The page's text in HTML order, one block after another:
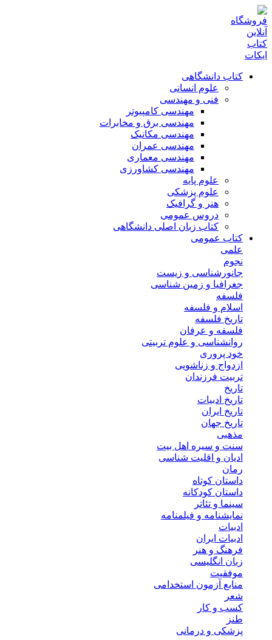
کتاب دانشگاهی
علوم انسانی
فنی و مهندسی
مهندسی کامپیوتر
مهندسی برق و مخابرات
مهندسی مکانیک
مهندسی عمران
مهندسی معماری
مهندسی کشاورزی
علوم پایه
علوم پزشکی
هنر و گرافیک
دروس عمومی
کتاب زبان اصلی دانشگاهی
کتاب عمومی
علمی
نجوم
جانورشناسی و زیست
جغرافیا و زمین شناسی
فلسفه
اسلام و فلسفه
تاریخ فلسفه
فلسفه و عرفان
روانشناسی و علوم تربیتی
خود پروری
ازدواج و زناشویی
تربیت فرزندان
تاریخ
تاریخ ادبیات
تاریخ ایران
تاریخ جهان
مذهبی
سنت و سیره اهل بیت
ادیان و اقلیت شناسی
رمان
داستان کوتاه
داستان کودکانه
سینما و تئاتر
نمایشنامه و فیلمنامه
ادبیات
ادبیات ایران
فرهنگ و هنر
زبان انگلیسی
موفقیت
منابع آزمون استخدامی
شعر
کسب و کار
طنز
پزشکی و درمانی